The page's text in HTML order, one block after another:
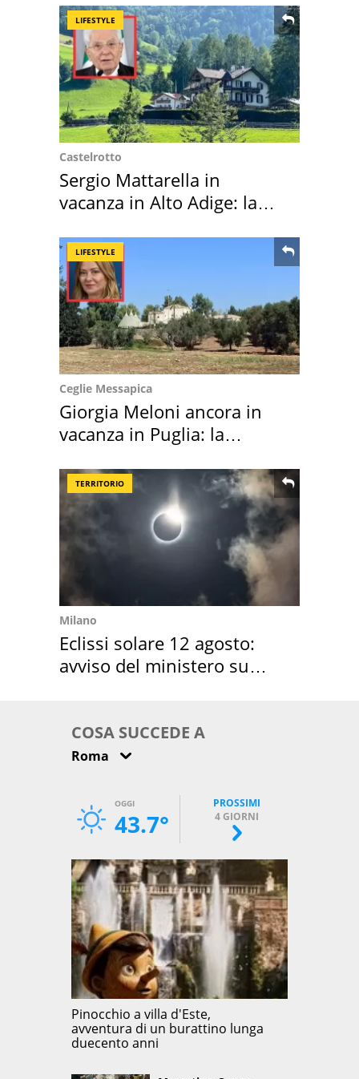
LIFESTYLE
Castelrotto
Sergio Mattarella in
vacanza in Alto Adige: la
LIFESTYLE
Ceglie Messapica
Giorgia Meloni ancora in
vacanza in Puglia: la
TERRITORIO
Milano
Eclissi solare 12 agosto:
avviso del ministero su